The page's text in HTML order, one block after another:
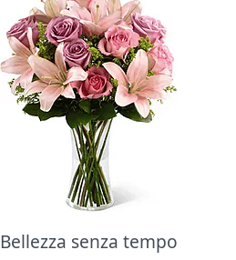
Bellezza senza tempo